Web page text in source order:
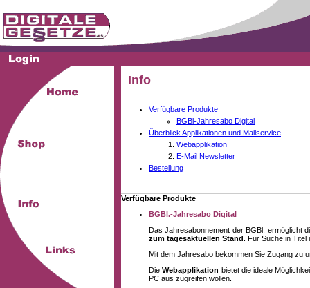
Info
Verfügbare Produkte
BGBl-Jahresabo Digital
Überblick Applikationen und Mailservice
Webapplikation
E-Mail Newsletter
Bestellung
Verfügbare Produkte
BGBl.-Jahresabo Digital
Das Jahresabonnement der BGBl. ermöglicht
zum tagesaktuellen Stand . Für Suche in
Mit dem Jahresabo bekommen Sie Zugang zu
DieWebapplikation bietet die ideale
PC aus zugreifen wollen.